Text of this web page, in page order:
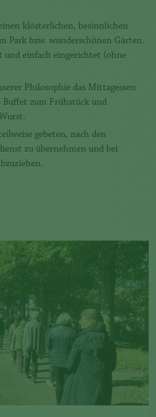
klösterlichen, besinnlichen
Park bzw. wunderschönen Gärten.
und einfach eingerichtet (ohne
Philosophie das Mittagessen
Buffet zum Frühstück und
gebeten, nach den
zu übernehmen und bei